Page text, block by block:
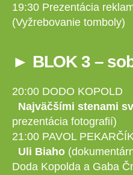
19:30 Prezentácia
(Vyžrebovanie tomboly)
► BLOK 3 –
20:00 DODO KOPOLD
Najväčšími stenami
prezentácia fotografií)
21:00 PAVOL PEKARČÍK
Uli Biaho
Doda Kopolda a Gaba